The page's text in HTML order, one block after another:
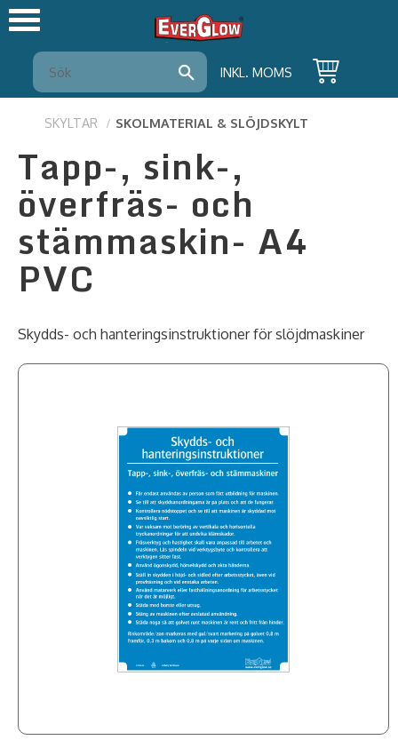
INKL. MOMS
SKYLTAR SKOLMATERIAL & SLÖJDSKYLT
Tapp-, sink-,
överfräs- och
stämmaskin- A4
PVC
Skydds- och hanteringsinstruktioner för slöjdmaskiner